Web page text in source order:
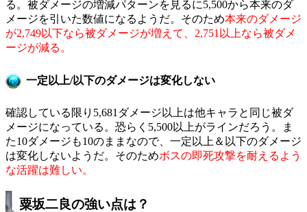
る。被ダメージの増減パターンを見るに5,500から本来のダ
メージを引いた数値になるようだ。そのため本来のダメージ
が2,749以下なら被ダメージが増えて、2,751以上なら被ダメ
ージが減る。
一定以上/以下のダメージは変化しない
確認している限り5,681ダメージ以上は他キャラと同じ被ダ
メージになっている。恐らく5,500以上がラインだろう。ま
た10ダメージも10のままなので、一定以上＆以下のダメージ
は変化しないようだ。そのためボスの即死攻撃を耐えるよう
な活躍は難しい。
粟坂二良の強い点は？